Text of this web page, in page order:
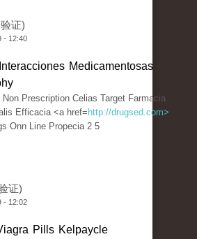
证)
- 12:40
Medicamentosas
Non Prescription Celias Target Farmacia
Efficacia <a href= http://drugsed.com>
Onn Line Propecia 2 5
证)
- 12:02
Pills Kelpaycle